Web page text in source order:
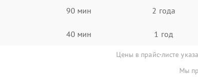
90 мин 2 года
40 мин 1 год
Цены в прайс-листе
Мы